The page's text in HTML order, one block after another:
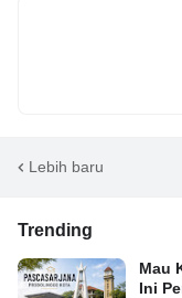
Lebih baru
Trending
Mau
Ini